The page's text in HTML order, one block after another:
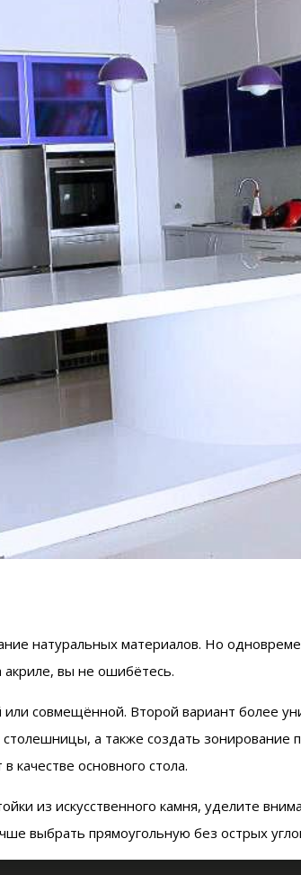
натуральных материалов. Но
вы не ошибётесь.
совмещённой. Второй вариант более
а также создать
качестве основного стола.
из искусственного камня, уделите
выбрать прямоугольную без острых